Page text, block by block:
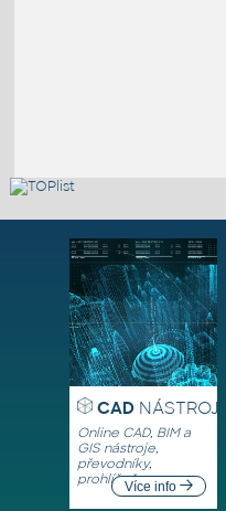
CADNÁSTROJE
Online CAD, BIM a
GIS nástroje,
převodníky,
prohlížečeVíce info